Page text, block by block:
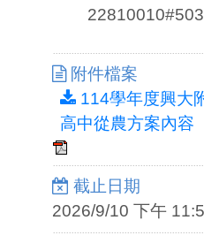
22810010#503
附件檔案
114學年度興大
高中從農方案內容
截止日期
2026/9/10 下午